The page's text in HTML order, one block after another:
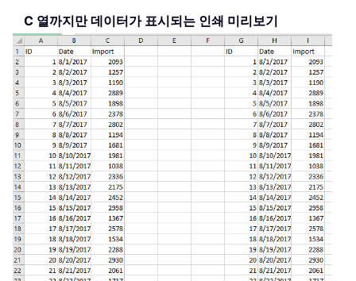
C 열까지만 데이터가 표시되는 인쇄 미리보기